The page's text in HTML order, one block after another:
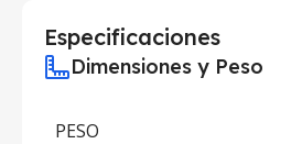
Especificaciones
Dimensiones y Peso
PESO